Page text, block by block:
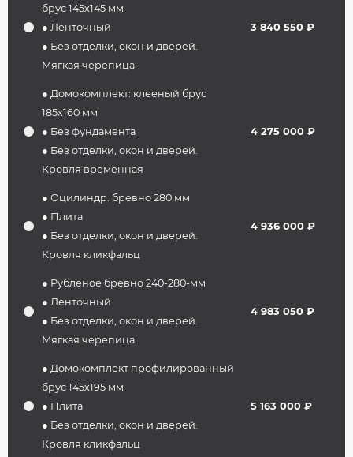
брус 145х145 мм
● Ленточный
● Без отделки, окон и дверей.
Мягкая черепица
3 840 550 ₽
● Домокомплект: клееный брус
185х160 мм
● Без фундамента
● Без отделки, окон и дверей.
Кровля временная
4 275 000 ₽
● Оцилиндр. бревно 280 мм
● Плита
● Без отделки, окон и дверей.
Кровля кликфальц
4 936 000 ₽
● Рубленое бревно 240-280-мм
● Ленточный
● Без отделки, окон и дверей.
Мягкая черепица
4 983 050 ₽
● Домокомплект профилированный
брус 145х195 мм
● Плита
● Без отделки, окон и дверей.
Кровля кликфальц
5 163 000 ₽